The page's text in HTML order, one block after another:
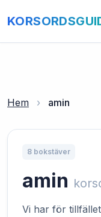
Hem › amin
8 bokstäver
amin
Vi har för